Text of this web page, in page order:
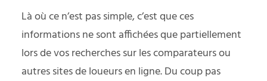
Là où ce n’est pas simple, c’est que ces
informations ne sont affichées que partiellement
lors de vos recherches sur les comparateurs ou
autres sites de loueurs en ligne. Du coup pas